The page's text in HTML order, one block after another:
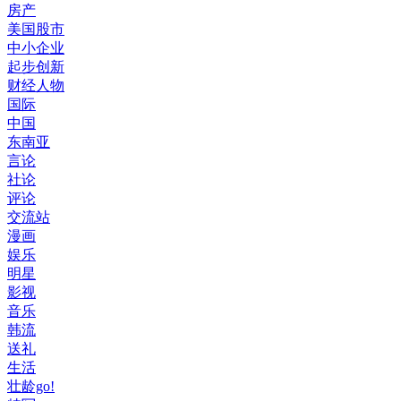
房产
美国股市
中小企业
起步创新
财经人物
国际
中国
东南亚
言论
社论
评论
交流站
漫画
娱乐
明星
影视
音乐
韩流
送礼
生活
壮龄go!